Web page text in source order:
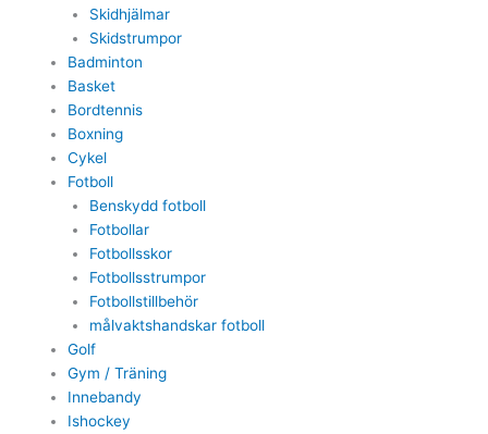
Skidhjälmar
Skidstrumpor
Badminton
Basket
Bordtennis
Boxning
Cykel
Fotboll
Benskydd fotboll
Fotbollar
Fotbollsskor
Fotbollsstrumpor
Fotbollstillbehör
målvaktshandskar fotboll
Golf
Gym / Träning
Innebandy
Ishockey